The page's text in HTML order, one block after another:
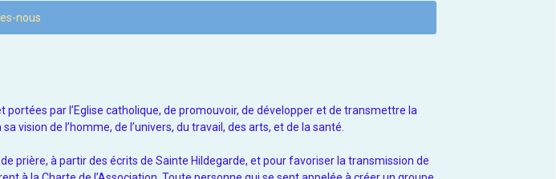
nous
par l’Eglise catholique, de promouvoir, de développer et de transmettre la
vision de l’homme, de l’univers, du travail, des arts, et de la santé.
prière, à partir des écrits de Sainte Hildegarde, et pour favoriser la transmission de